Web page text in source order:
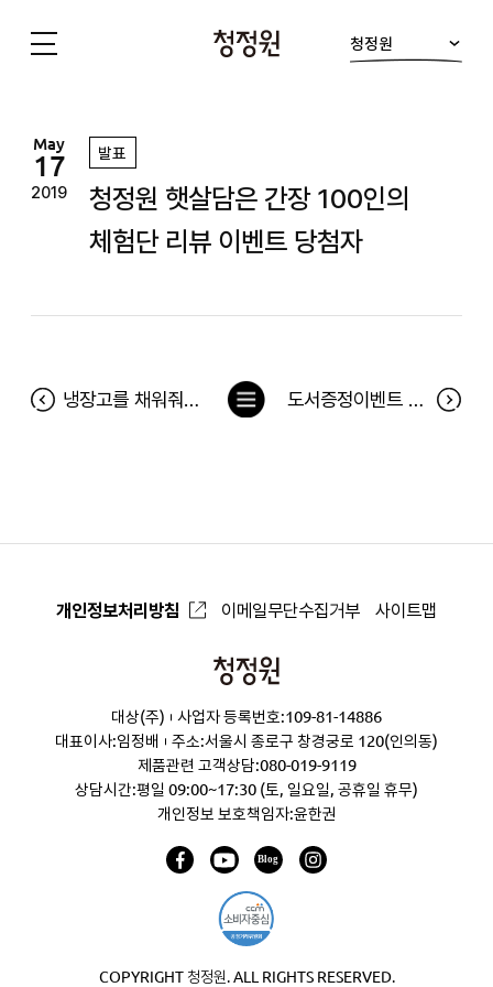
청정원
May
17
2019
발표
청정원 햇살담은 간장 100인의
체험단 리뷰 이벤트 당첨자
냉장고를 채워줘 121차 당첨자(5월 6일~5월 12일) 도서증정이벤트 <백년아이> 당첨자
목
개인정보처리방침 이메일무단수집거부 사이트맵
청
원
대상(주)
사업자 등록번호:109-81-14886
대표이사:임정배
주소:서울시 종로구 창경궁로 120(인의동)
제품관련 고객상담:080-019-9119
상담시간:평일 09:00~17:30 (토, 일요일, 공휴일 휴무)
개인정보 보호책임자:윤한권
COPYRIGHT 청정원. ALL RIGHTS RESERVED.